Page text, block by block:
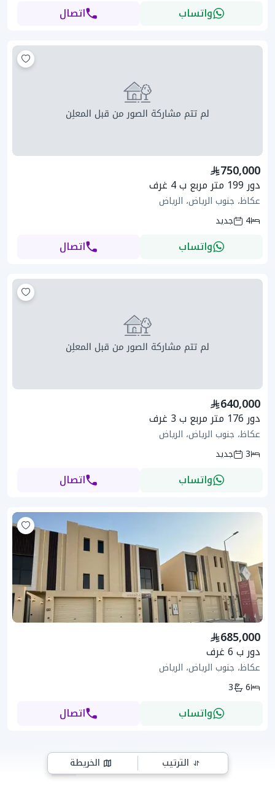
الترتيب الخريطة
واتساب اتصال
750,000
دور 199 متر مربع ب 4 غرف
عكاظ، جنوب الرياض، الرياض
4
جديد
واتساب اتصال
640,000
دور 176 متر مربع ب 3 غرف
عكاظ، جنوب الرياض، الرياض
3
جديد
واتساب اتصال
685,000
دور ب 6 غرف
عكاظ، جنوب الرياض، الرياض
6
3
واتساب اتصال
1
2
3
9